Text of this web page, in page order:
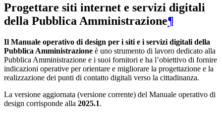
Progettare siti internet e servizi digitali
della Pubblica Amministrazione¶
Il Manuale operativo di design per i siti e i servizi digitali della
Pubblica Amministrazione è uno strumento di lavoro dedicato alla
Pubblica Amministrazione e i suoi fornitori e ha l’obiettivo di fornire
indicazioni operative per orientare e migliorare la progettazione e la
realizzazione dei punti di contatto digitali verso la cittadinanza.
La versione aggiornata (versione corrente) del Manuale operativo di
design corrisponde alla 2025.1.